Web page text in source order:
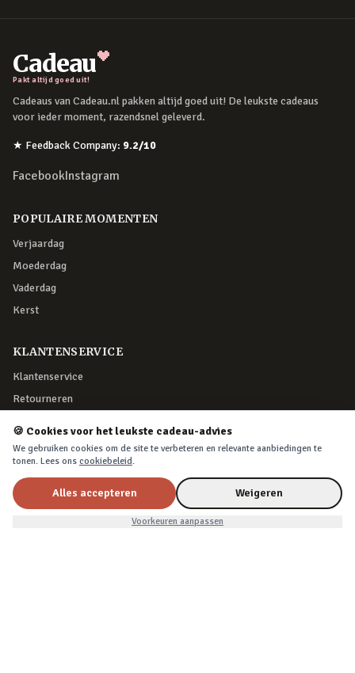
Cadeau
Pakt altijd goed uit!
Cadeaus van Cadeau.nl pakken altijd goed uit! De leukste cadeaus
voor ieder moment, razendsnel geleverd.
★ Feedback Company: 9.2/10
FacebookInstagram
POPULAIRE MOMENTEN
Verjaardag
Moederdag
Vaderdag
Kerst
KLANTENSERVICE
Klantenservice
Retourneren
Over Cadeau.nl
Algemene voorwaarden
Privacy & cookies
🍪 Cookies voor het leukste cadeau-advies
We gebruiken cookies om de site te verbeteren en relevante aanbiedingen te
tonen. Lees ons cookiebeleid.
Alles accepteren Weigeren
Voorkeuren aanpassen